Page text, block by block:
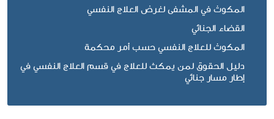
المكوث في المشفى لغرض العلاج النفسي
القضاء الجنائي
المكوث للعلاج النفسي حسب أمر محكمة
دليل الحقوق لمن يمكث للعلاج في قسم العلاج النفسي في
إطار مسار جنائي